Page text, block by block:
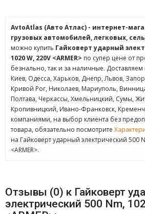
AvtoAtlas (Авто Атлас) - интернет-
грузовых автомобилей, легковых,
можно купить Гайковерт ударный
1020 W, 220V <ARMER> по супер цене от
безнально, так и за наличные.
Киев, Одесса, Харьков, Днепр, Львов,
Кривой Рог, Николаев, Мариуполь,
Полтава, Черкассы, Хмельницкий, Сумы,
Кропивницкий, Ивано-Франковск,
компаниями, на выбор клиента без
товара, обязательно посмотрите
на Гайковерт ударный электрический 500
<ARMER>.
Отзывы (0) к Гайковерт
электрический 500 Nm,